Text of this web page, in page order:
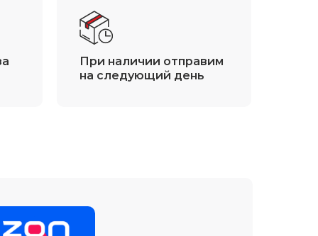
При наличии отправим
на следующий день